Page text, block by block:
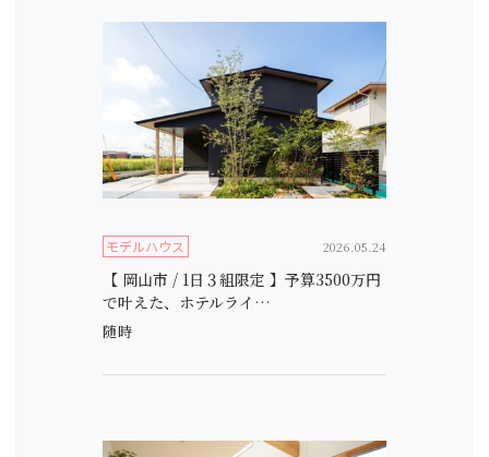
モデルハウス 2026.05.24
【 岡山市 / 1日３組限定 】予算3500万円
で叶えた、ホテルライ…
随時